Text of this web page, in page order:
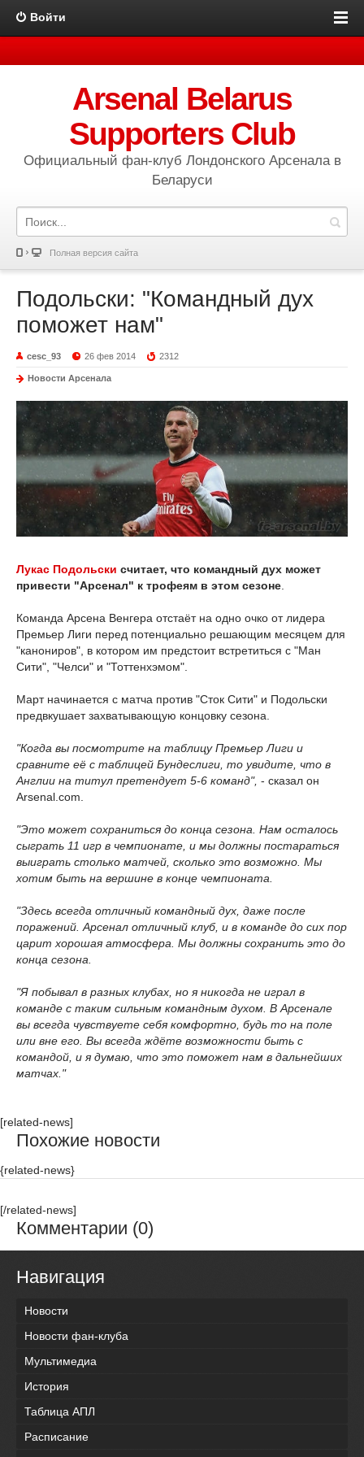
Войти
Arsenal Belarus
Supporters Club
Официальный фан-клуб Лондонского Арсенала в
Беларуси
Полная версия сайта
Подольски: "Командный дух
поможет нам"
cesc_93 26 фев 2014 2312
Новости Арсенала
Лукас Подольски считает, что командный дух может
привести "Арсенал" к трофеям в этом сезоне.
Команда Арсена Венгера отстаёт на одно очко от лидера
Премьер Лиги перед потенциально решающим месяцем для
"канониров", в котором им предстоит встретиться с "Ман
Сити", "Челси" и "Тоттенхэмом".
Март начинается с матча против "Сток Сити" и Подольски
предвкушает захватывающую концовку сезона.
"Когда вы посмотрите на таблицу Премьер Лиги и
сравните её с таблицей Бундеслиги, то увидите, что в
Англии на титул претендует 5-6 команд", - сказал он
Arsenal.com.
"Это может сохраниться до конца сезона. Нам осталось
сыграть 11 игр в чемпионате, и мы должны постараться
выиграть столько матчей, сколько это возможно. Мы
хотим быть на вершине в конце чемпионата.
"Здесь всегда отличный командный дух, даже после
поражений. Арсенал отличный клуб, и в команде до сих пор
царит хорошая атмосфера. Мы должны сохранить это до
конца сезона.
"Я побывал в разных клубах, но я никогда не играл в
команде с таким сильным командным духом. В Арсенале
вы всегда чувствуете себя комфортно, будь то на поле
или вне его. Вы всегда ждёте возможности быть с
командой, и я думаю, что это поможет нам в дальнейших
матчах."
[related-news]
Похожие новости
{related-news}
[/related-news]
Комментарии (0)
Навигация
Новости
Новости фан-клуба
Мультимедиа
История
Таблица АПЛ
Расписание